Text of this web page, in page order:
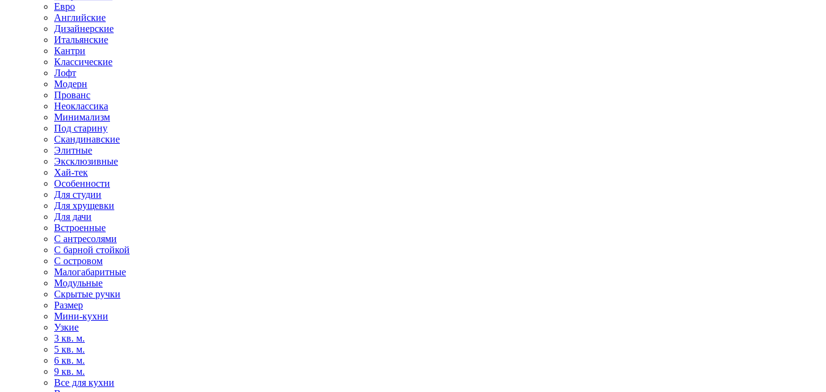
Евро
Английские
Дизайнерские
Итальянские
Кантри
Классические
Лофт
Модерн
Прованс
Неоклассика
Минимализм
Под старину
Скандинавские
Элитные
Эксклюзивные
Хай-тек
Особенности
Для студии
Для хрущевки
Для дачи
Встроенные
С антресолями
С барной стойкой
С островом
Малогабаритные
Модульные
Скрытые ручки
Размер
Мини-кухни
Узкие
3 кв. м.
5 кв. м.
6 кв. м.
9 кв. м.
Все для кухни